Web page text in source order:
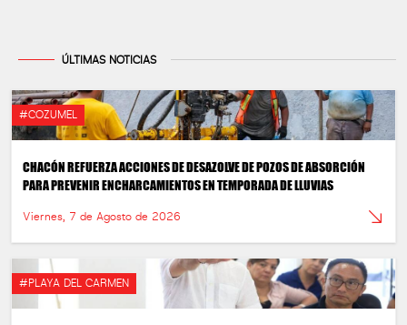
ÚLTIMAS NOTICIAS
#COZUMEL
CHACÓN REFUERZA ACCIONES DE DESAZOLVE DE POZOS DE ABSORCIÓN
PARA PREVENIR ENCHARCAMIENTOS EN TEMPORADA DE LLUVIAS
Viernes, 7 de Agosto de 2026
#PLAYA DEL CARMEN